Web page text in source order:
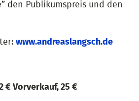
den Publikumspreis und den
www.andreaslangsch.de
€ Vorverkauf, 25 €